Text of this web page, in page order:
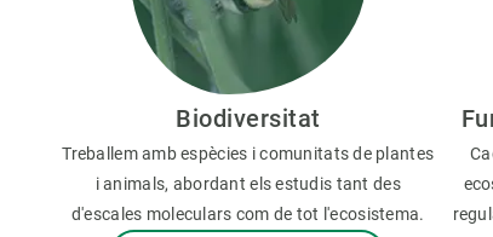
Biodiversitat
Treballem amb espècies i comunitats de plantes
i animals, abordant els estudis tant des
d'escales moleculars com de tot l'ecosistema.